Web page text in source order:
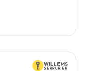
WILLEMS
SERRURIER